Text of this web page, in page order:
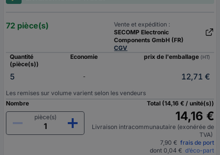
72 pièce(s)
Vente et expédition :
SECOMP Electronic
Components GmbH (FR)
CGV
Quantité
(pièce(s))
Economie prix de l'emballage (HT)
5 - 12,71 €
Les remises sur volume varient selon les vendeurs
Nombre
pièce(s)
Total (14,16 € / unité(s))
14,16 €
Livraison intracommunautaire (exonérée de
TVA)
7,90 € frais de port
dont 0,04 € d’éco-part